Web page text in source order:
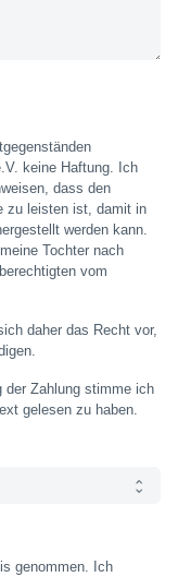
keine Haftung. Ich
dass den
zu leisten ist, damit in
werden kann.
Tochter nach
vom
daher das Recht vor,
der Zahlung stimme ich
gelesen zu haben.
genommen. Ich